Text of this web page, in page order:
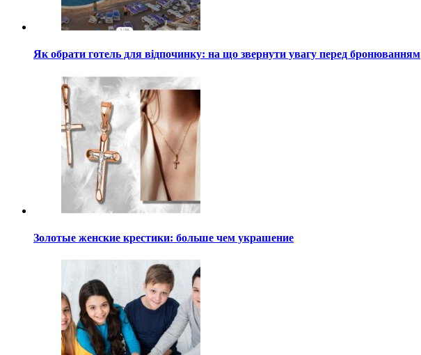
Як обрати готель для відпочинку: на що звернути увагу перед бронюванням
Золотые женские крестики: больше чем украшение